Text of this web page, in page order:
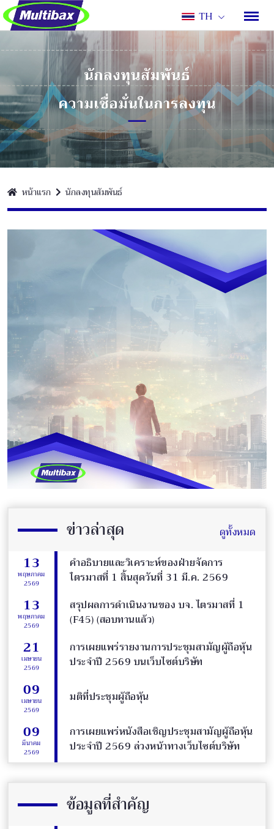
TH
หน้าแรก นักลงทุนสัมพันธ์
ข่าวล่าสุด ดูทั้งหมด
13
พฤษภาคม
2569
คำอธิบายและวิเคราะห์ของฝ่ายจัดการ
ไตรมาสที่ 1 สิ้นสุดวันที่ 31 มี.ค. 2569
13
พฤษภาคม
2569
สรุปผลการดำเนินงานของ บจ. ไตรมาสที่ 1
(F45) (สอบทานแล้ว)
21
เมษายน
2569
การเผยแพร่รายงานการประชุมสามัญผู้ถือหุ้น
ประจำปี 2569 บนเว็บไซต์บริษัท
09
เมษายน
2569
มติที่ประชุมผู้ถือหุ้น
09
มีนาคม
2569
การเผยแพร่หนังสือเชิญประชุมสามัญผู้ถือหุ้น
ประจำปี 2569 ล่วงหน้าทางเว็บไซต์บริษัท
ข้อมูลที่สำคัญ